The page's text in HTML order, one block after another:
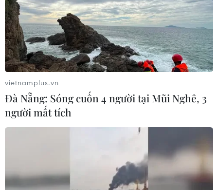
08/08/2026 08:16
Thị trường chứng khoán: Sức ép từ
"vùng trũng" thông tin sau một nhịp
phục hồi
08/08/2026 08:04
Điện Biên từng bước hình thành thị
vietnamplus.vn
Đà Nẵng: Sóng cuốn 4 người tại Mũi Nghê, 3
người mất tích